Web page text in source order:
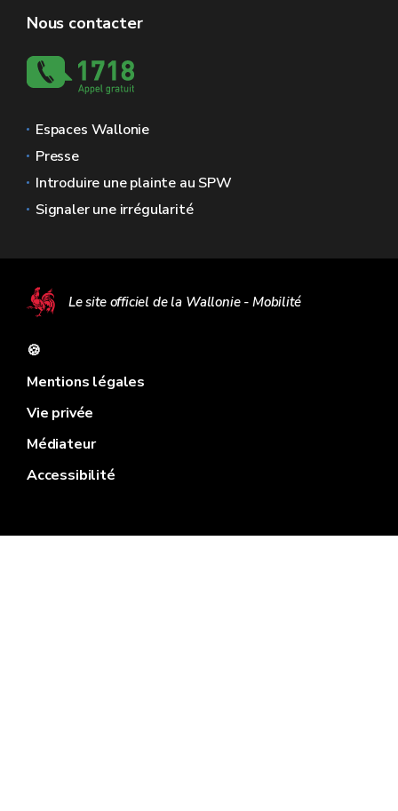
Nous contacter
Espaces Wallonie
Presse
Introduire une plainte au SPW
Signaler une irrégularité
Le site officiel de la Wallonie - Mobilité
🍪
Mentions légales
Vie privée
Médiateur
Accessibilité